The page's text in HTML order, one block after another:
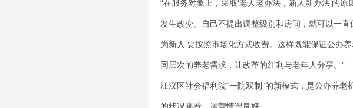
“在服务对象上，采取‘老人老办法，新人新办法’的
发生改变、自己不提出调整级别和房间，就可以一
为新人’要按照市场化方式收费。这样既能保证公办
同层次的养老需求，让改革的红利与老年人分享。”
江汉区社会福利院“一院双制”的新模式，是公办养